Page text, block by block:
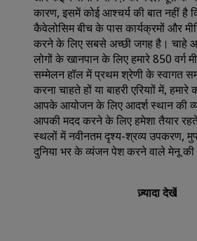
कारण, इसमें कोई आश्चर्य की बात नहीं
कैवेलोसिम बीच के पास कार्यक्रमों और
करने के लिए सबसे अच्छी जगह है। चाहे
लोगों के खानपान के लिए हमारे 850 वर्ग
सम्मेलन हॉल में प्रथम श्रेणी के स्वागत
करना चाहते हों या बाहरी एरियाों में,
आपके आयोजन के लिए आदर्श स्थान की
आपकी मदद करने के लिए हमेशा तैयार
स्थलों में नवीनतम दृश्य-श्रव्य उपकरण,
दुनिया भर के व्यंजन पेश करने वाले मेनू की
ज़्यादा देखें